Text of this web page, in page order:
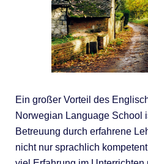
Ein großer Vorteil des
Norwegian Language School
Betreuung durch erfahrene
nicht nur sprachlich